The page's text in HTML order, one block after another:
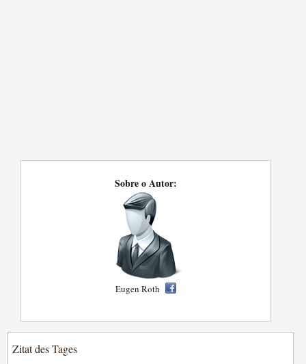
Sobre o Autor:
Eugen Roth
Zitat des Tages